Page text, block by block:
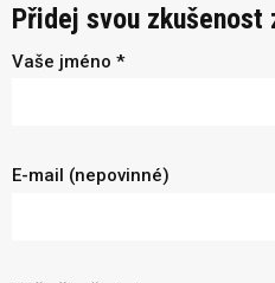
Přidej svou zkušenost
Vaše jméno *
E-mail (nepovinné)